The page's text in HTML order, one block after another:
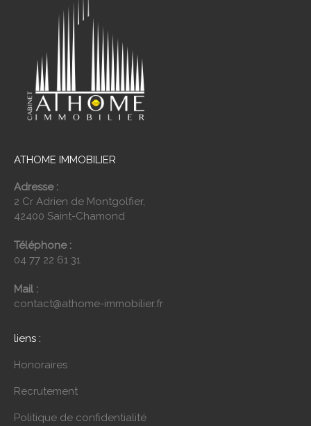
ATHOME IMMOBILIER
Adresse :
2 Cr Adrien de Montgolfier,
42400 Saint-Chamond
Téléphone :
04 77 22 61 31
Mail :
contact@athome-immobilier.fr
liens :
Honoraires
Recrutement
Politique de confidentialité